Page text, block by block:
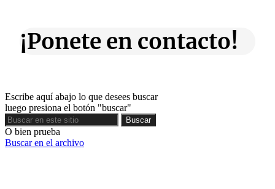
¡Ponete en contacto!
Escribe aquí abajo lo que desees buscar
luego presiona el botón "buscar"
Buscar
Buscar
O bien prueba
Buscar en el archivo